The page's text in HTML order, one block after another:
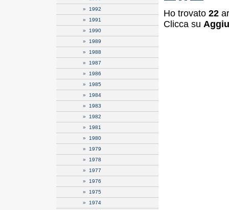
» 1992
» 1991
» 1990
» 1989
» 1988
» 1987
» 1986
» 1985
» 1984
» 1983
» 1982
» 1981
» 1980
» 1979
» 1978
» 1977
» 1976
» 1975
» 1974
Ho trovato 22
Clicca su